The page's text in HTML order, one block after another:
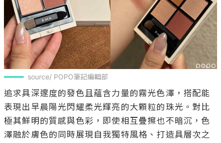
source/ POPO筆記編輯部
追求具深邃度的發色且蘊含力量的霧光色澤，搭配能
表現出早晨陽光閃耀柔光輝亮的大顆粒的珠光。對比
極其鮮明的質感與色彩，即使相互疊擦也不暗沉，色
澤融於膚色的同時展現自我獨特風格、打造具層次之